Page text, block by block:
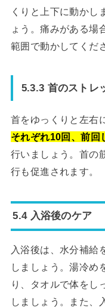
くりと上下に動かし
ょう。痛みがある場
範囲で動かしてくだ
5.3.3 首のストレ
首をゆっくりと左右
それぞれ10回、前回
行いましょう。首の
行も促進されます。
5.4 入浴後のケア
入浴後は、水分補給
しましょう。湯冷め
り、タオルで体をし
しましょう。また、